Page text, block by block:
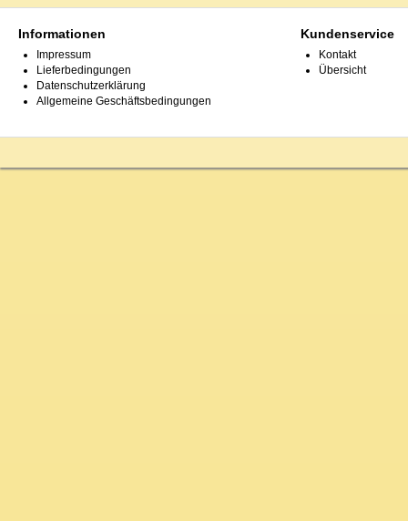
Informationen
Impressum
Lieferbedingungen
Datenschutzerklärung
Allgemeine Geschäftsbedingungen
Kundenservice
Kontakt
Übersicht